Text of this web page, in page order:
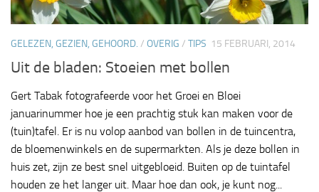
GELEZEN, GEZIEN, GEHOORD. / OVERIG / TIPS 15 FEBRUARI, 2014
Uit de bladen: Stoeien met bollen
Gert Tabak fotografeerde voor het Groei en Bloei
januarinummer hoe je een prachtig stuk kan maken voor de
(tuin)tafel. Er is nu volop aanbod van bollen in de tuincentra,
de bloemenwinkels en de supermarkten. Als je deze bollen in
huis zet, zijn ze best snel uitgebloeid. Buiten op de tuintafel
houden ze het langer uit. Maar hoe dan ook, je kunt nog...